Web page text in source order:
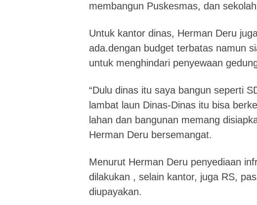
membangun Puskesmas, dan
Untuk kantor dinas, Herman Deru
ada.dengan budget terbatas namun
untuk menghindari penyewaan
“Dulu dinas itu saya bangun seperti
lambat laun Dinas-Dinas itu bisa
lahan dan bangunan memang
Herman Deru bersemangat.
Menurut Herman Deru penyediaan
dilakukan , selain kantor, juga RS,
diupayakan.